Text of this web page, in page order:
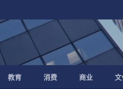
教育 消费 商业